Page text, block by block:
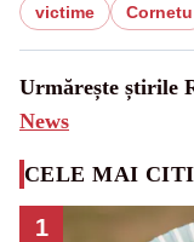
victime
Cornetu
Urmărește știrile
News
CELE MAI
1